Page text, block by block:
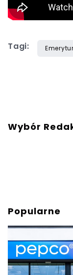
Tagi:
Wybór
Popularne